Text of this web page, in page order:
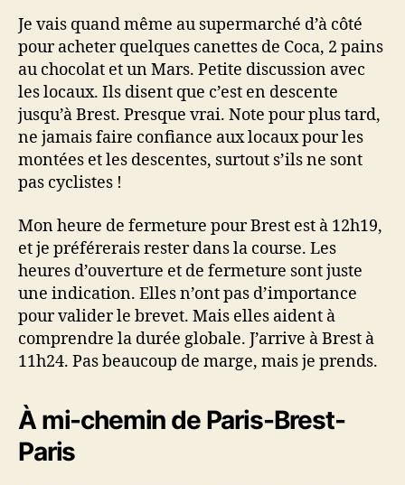
Je vais quand même au supermarché d’à côté
pour acheter quelques canettes de Coca, 2 pains
au chocolat et un Mars. Petite discussion avec
les locaux. Ils disent que c’est en descente
jusqu’à Brest. Presque vrai. Note pour plus tard,
ne jamais faire confiance aux locaux pour les
montées et les descentes, surtout s’ils ne sont
pas cyclistes !
Mon heure de fermeture pour Brest est à 12h19,
et je préférerais rester dans la course. Les
heures d’ouverture et de fermeture sont juste
une indication. Elles n’ont pas d’importance
pour valider le brevet. Mais elles aident à
comprendre la durée globale. J’arrive à Brest à
11h24. Pas beaucoup de marge, mais je prends.
À mi-chemin de Paris-Brest-
Paris